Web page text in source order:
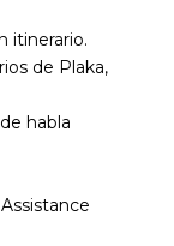
itinerario.
de Plaka,
habla